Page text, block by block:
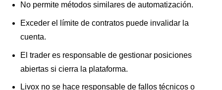
No permite métodos similares de automatización.
Exceder el límite de contratos puede invalidar la
cuenta.
El trader es responsable de gestionar posiciones
abiertas si cierra la plataforma.
Livox no se hace responsable de fallos técnicos o